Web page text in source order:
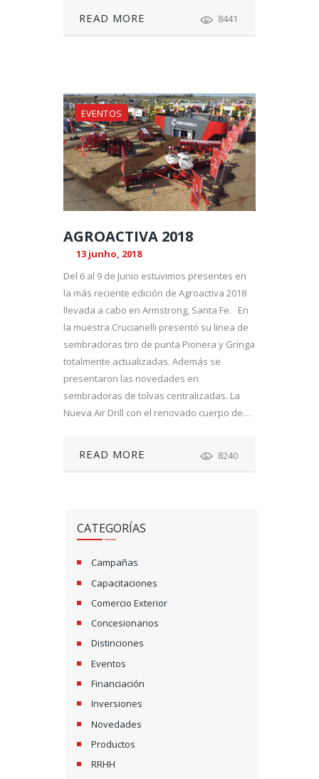
READ MORE 8441
EVENTOS
AGROACTIVA 2018
13 junho, 2018
Del 6 al 9 de Junio estuvimos presentes en
la más reciente edición de Agroactiva 2018
llevada a cabo en Armstrong, Santa Fe. En
la muestra Crucianelli presentó su linea de
sembradoras tiro de punta Pionera y Gringa
totalmente actualizadas. Además se
presentaron las novedades en
sembradoras de tolvas centralizadas. La
Nueva Air Drill con el renovado cuerpo de…
READ MORE 8240
CATEGORÍAS
Campañas
Capacitaciones
Comercio Exterior
Concesionarios
Distinciones
Eventos
Financiación
Inversiones
Novedades
Productos
RRHH